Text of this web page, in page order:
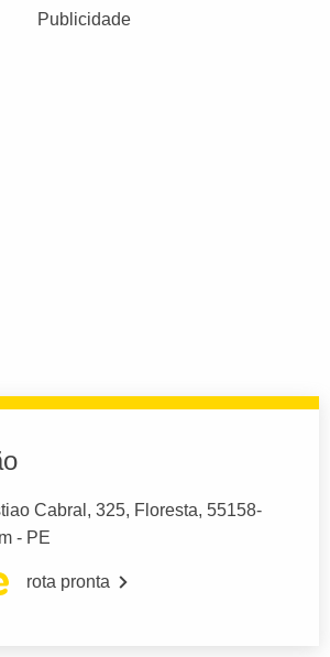
Publicidade
Cabral, 325, Floresta, 55158-
- PE
rota pronta